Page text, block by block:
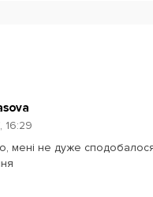
16:29
мені не дуже